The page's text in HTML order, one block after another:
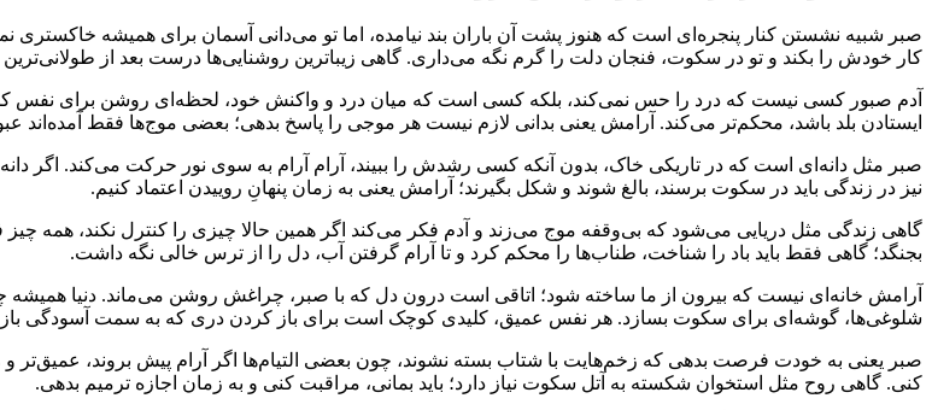
صبر شبیه نشستن کنار پنجره‌ای است که هنوز پشت آن باران بند نیامده، اما تو می‌دانی آسمان برای همیشه خاکستری
کار خودش را بکند و تو در سکوت، فنجان دلت را گرم نگه می‌داری. گاهی زیباترین روشنایی‌ها درست بعد از طولانی‌ترین
آدم صبور کسی نیست که درد را حس نمی‌کند، بلکه کسی است که میان درد و واکنش خود، لحظه‌ای روشن برای نفس
ایستادن بلد باشد، محکم‌تر می‌کند. آرامش یعنی بدانی لازم نیست هر موجی را پاسخ بدهی؛ بعضی موج‌ها فقط آمده‌اند
صبر مثل دانه‌ای است که در تاریکی خاک، بدون آنکه کسی رشدش را ببیند، آرام آرام به سوی نور حرکت می‌کند. اگر
نیز در زندگی باید در سکوت برسند، بالغ شوند و شکل بگیرند؛ آرامش یعنی به زمان پنهانِ روییدن اعتماد کنیم.
گاهی زندگی مثل دریایی می‌شود که بی‌وقفه موج می‌زند و آدم فکر می‌کند اگر همین حالا چیزی را کنترل نکند، همه
بجنگد؛ گاهی فقط باید باد را شناخت، طناب‌ها را محکم کرد و تا آرام گرفتن آب، دل را از ترس خالی نگه داشت.
آرامش خانه‌ای نیست که بیرون از ما ساخته شود؛ اتاقی است درون دل که با صبر، چراغش روشن می‌ماند. دنیا همیشه
شلوغی‌ها، گوشه‌ای برای سکوت بسازد. هر نفس عمیق، کلیدی کوچک است برای باز کردن دری که به سمت آسودگی
صبر یعنی به خودت فرصت بدهی که زخم‌هایت با شتاب بسته نشوند، چون بعضی التیام‌ها اگر آرام پیش بروند،
کنی. گاهی روح مثل استخوان شکسته به آتل سکوت نیاز دارد؛ باید بمانی، مراقبت کنی و به زمان اجازه ترمیم بدهی.